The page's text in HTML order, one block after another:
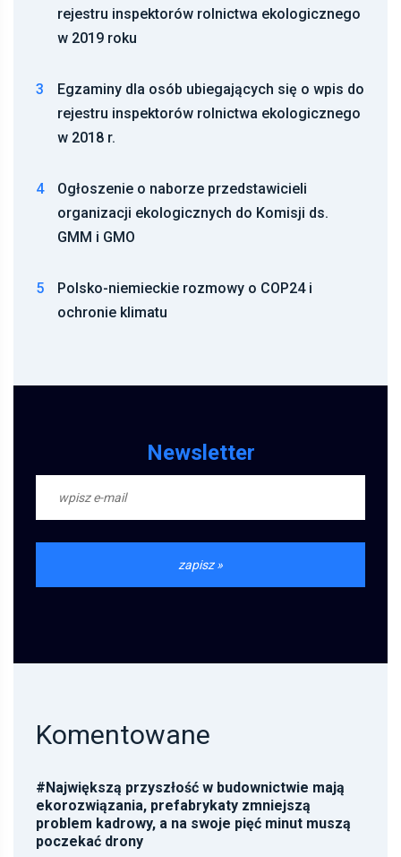
rejestru inspektorów rolnictwa ekologicznego
w 2019 roku
3
Egzaminy dla osób ubiegających się o wpis do
rejestru inspektorów rolnictwa ekologicznego
w 2018 r.
4
Ogłoszenie o naborze przedstawicieli
organizacji ekologicznych do Komisji ds.
GMM i GMO
5
Polsko-niemieckie rozmowy o COP24 i
ochronie klimatu
Newsletter
Komentowane
# Największą przyszłość w budownictwie mają
ekorozwiązania, prefabrykaty zmniejszą
problem kadrowy, a na swoje pięć minut muszą
poczekać drony